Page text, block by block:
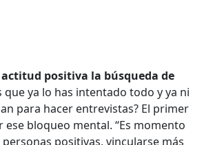
positiva la búsqueda de
que ya lo has intentado todo y ya ni
para hacer entrevistas? El primer
ese bloqueo mental. “Es momento
positivas, vincularse más